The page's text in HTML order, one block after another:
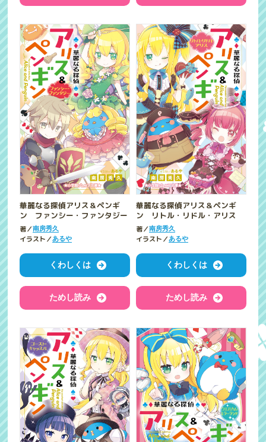
華麗なる探偵アリス＆ペンギ
ン ファンシー・ファンタジー
著／南房秀久
イラスト／あるや
くわしくは
ためし読み
華麗なる探偵アリス＆ペンギ
ン リトル・リドル・アリス
著／南房秀久
イラスト／あるや
くわしくは
ためし読み